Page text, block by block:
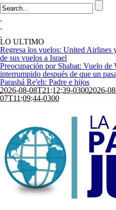
LO ULTIMO
Regresa los vuelos: United
de sus vuelos a Israel
Preocupación por Shabat: Vuelo de
interrumpido después de que un
Parashá Re'eh: Padre e hijos
2026-08-08T21:12:39-03002026-
07T11:09:44-0300